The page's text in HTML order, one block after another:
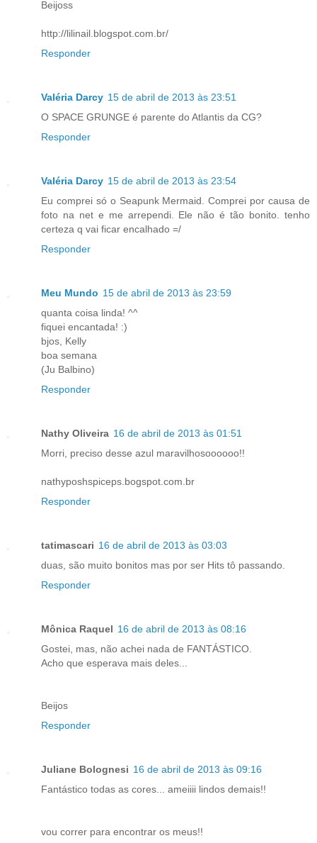
Beijoss
http://lilinail.blogspot.com.br/
Responder
Valéria Darcy 15 de abril de 2013 às 23:51
O SPACE GRUNGE é parente do Atlantis da CG?
Responder
Valéria Darcy 15 de abril de 2013 às 23:54
Eu comprei só o Seapunk Mermaid. Comprei por causa de
foto na net e me arrependi. Ele não é tão bonito. tenho
certeza q vai ficar encalhado =/
Responder
Meu Mundo 15 de abril de 2013 às 23:59
quanta coisa linda! ^^
fiquei encantada! :)
bjos, Kelly
boa semana
(Ju Balbino)
Responder
Nathy Oliveira 16 de abril de 2013 às 01:51
Morri, preciso desse azul maravilhosoooooo!!
nathyposhspiceps.bogspot.com.br
Responder
tatimascari 16 de abril de 2013 às 03:03
duas, são muito bonitos mas por ser Hits tô passando.
Responder
Mônica Raquel 16 de abril de 2013 às 08:16
Gostei, mas, não achei nada de FANTÁSTICO.
Acho que esperava mais deles...
Beijos
Responder
Juliane Bolognesi 16 de abril de 2013 às 09:16
Fantástico todas as cores... ameiiii lindos demais!!
vou correr para encontrar os meus!!